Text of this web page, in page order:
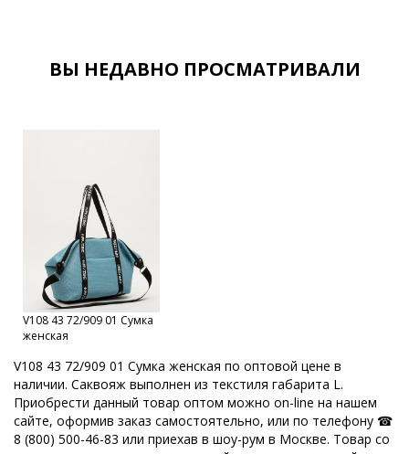
Кировские сумки
Сумки от производителя
Оптовая продажа сумок
Кожгалантерейная фабрика
ОССО сумки оптом Киров
Производитель женских сумок Россия
Производство кожгалантереи Производитель женских сумок
Производитель сумок Российская фабрика сумок оптом
ВЫ НЕДАВНО ПРОСМАТРИВАЛИ
V108 43 72/909 01 Сумка
женская
V108 43 72/909 01 Сумка женская по оптовой цене в
наличии. Саквояж выполнен из текстиля габарита L.
Приобрести данный товар оптом можно on-line на нашем
сайте, оформив заказ самостоятельно, или по телефону ☎
8 (800) 500-46-83 или приехав в шоу-рум в Москве. Товар со